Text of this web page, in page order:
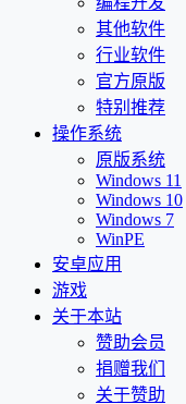
其他软件
行业软件
官方原版
特别推荐
操作系统
原版系统
Windows 11
Windows 10
Windows 7
WinPE
安卓应用
游戏
关于本站
赞助会员
捐赠我们
关于赞助